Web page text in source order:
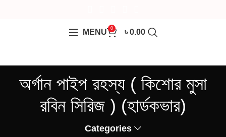
MENU 0 ৳0.00
অর্গান পাইপ রহস্য ( কিশোর মুসা
রবিন সিরিজ ) (হার্ডকভার)
Categories